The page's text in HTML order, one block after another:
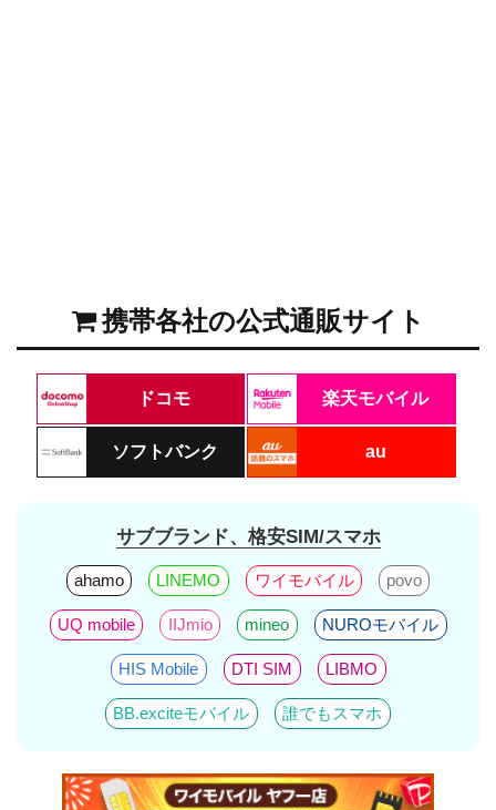
携帯各社の公式通販サイト
ドコモ 楽天モバイル
ソフトバンク au
サブブランド、格安SIM/スマホ
ahamo LINEMO ワイモバイル povo
UQ mobile IIJmio mineo NUROモバイル
HIS Mobile DTI SIM LIBMO
BB.exciteモバイル 誰でもスマホ